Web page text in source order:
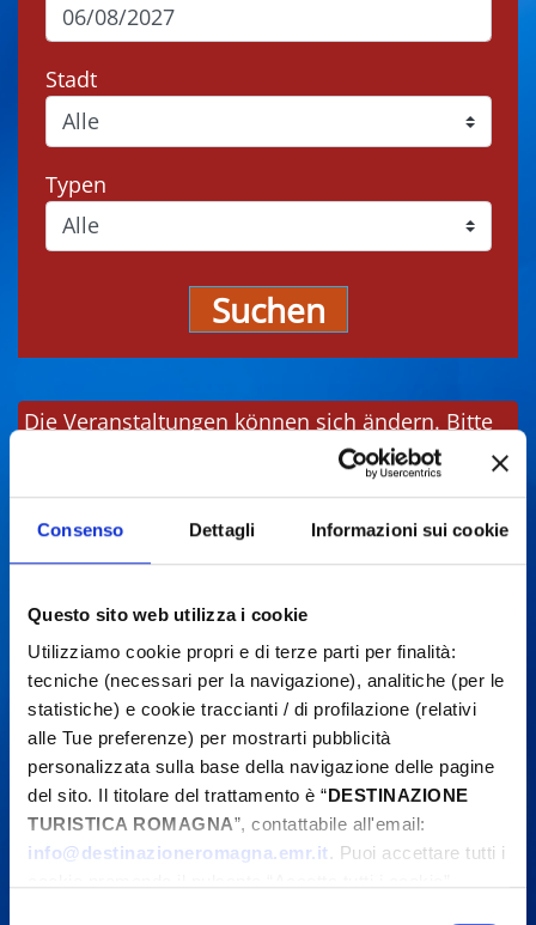
Consenso Dettagli Informazioni sui cookie
Questo sito web utilizza i cookie
Utilizziamo cookie propri e di terze parti per finalità:
tecniche (necessari per la navigazione), analitiche (per le
statistiche) e cookie traccianti / di profilazione (relativi
alle Tue preferenze) per mostrarti pubblicità
personalizzata sulla base della navigazione delle pagine
del sito. Il titolare del trattamento è “DESTINAZIONE
TURISTICA ROMAGNA”, contattabile all'email:
info@destinazioneromagna.emr.it. Puoi accettare tutti i
Stadt
Typen
Suchen
Die Veranstaltungen können sich ändern. Bitte
kontaktieren Sie die Organisatoren, bevor Sie